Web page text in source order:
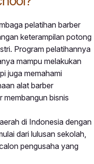
pelatihan barber
keterampilan potong
Program pelatihannya
mampu melakukan
juga memahami
alat barber
membangun bisnis
di Indonesia dengan
dari lulusan sekolah,
pengusaha yang